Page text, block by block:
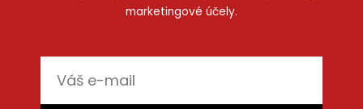
marketingové účely.
mail